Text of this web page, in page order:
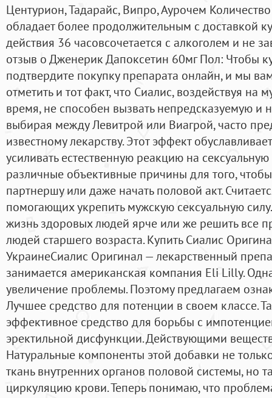
Центурион, Тадарайс, Випро, Аурочем
обладает более продолжительным с доставкой
действия 36 часовсочетается с алкоголем и не
отзыв о Дженерик Дапоксетин 60мг Пол: Чтобы
подтвердите покупку препарата онлайн, и мы
отметить и тот факт, что Сиалис, воздействуя на
время, не способен вызвать непредсказуемую и
выбирая между Левитрой или Виагрой, часто
известному лекарству. Этот эффект
усиливать естественную реакцию на
различные объективные причины для того,
партнершу или даже начать половой акт.
помогающих укрепить мужскую сексуальную
жизнь здоровых людей ярче или же решить все
людей старшего возраста. Купить Сиалис
УкраинеСиалис Оригинал — лекарственный
занимается американская компания Eli Lilly.
увеличение проблемы. Поэтому предлагаем
Лучшее средство для потенции в своем классе.
эффективное средство для борьбы с
эректильной дисфункции. Действующими
Натуральные компоненты этой добавки не
ткань внутренних органов половой системы, но
циркуляцию крови. Теперь понимаю, что